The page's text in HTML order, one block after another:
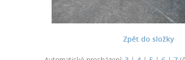
Zpět do složky